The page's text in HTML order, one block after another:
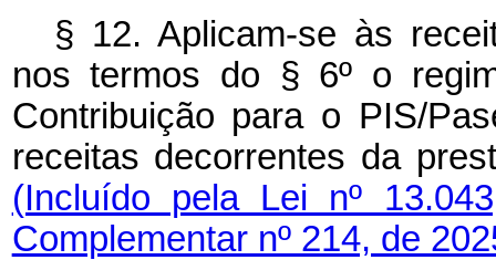
§ 12. Aplicam-se às
nos termos do § 6º o
Contribuição para o PIS/
receitas decorrentes da
(Incluído pela Lei nº
Complementar nº 214, de